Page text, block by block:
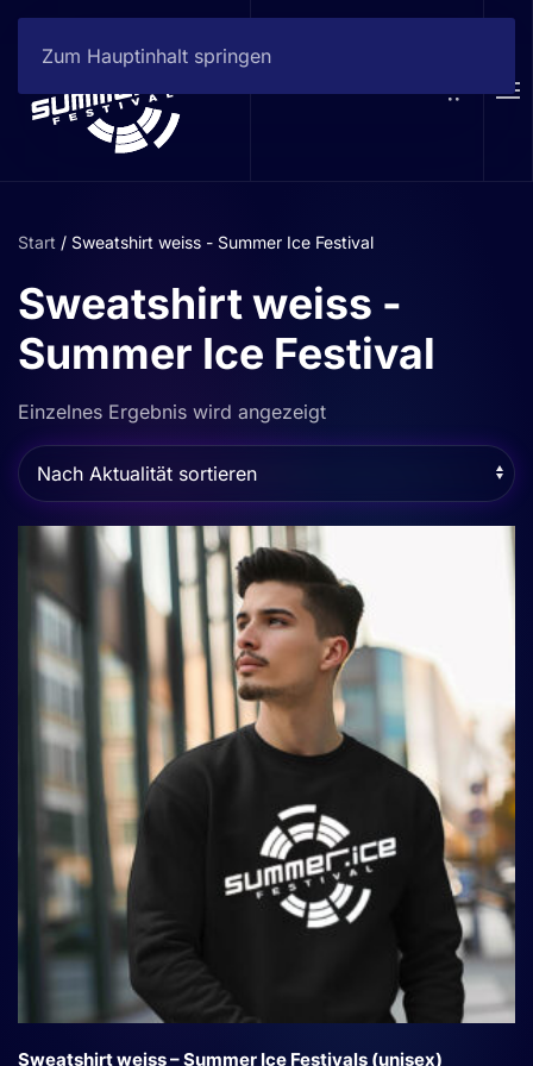
Zum Hauptinhalt springen
Start / Sweatshirt weiss - Summer Ice Festival
Sweatshirt weiss -
Summer Ice Festival
Einzelnes Ergebnis wird angezeigt
Sweatshirt weiss – Summer Ice Festivals (unisex)